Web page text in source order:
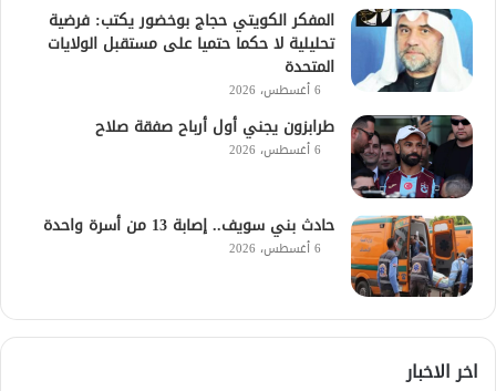
المفكر الكويتي حجاج بوخضور يكتب: فرضية
تحليلية لا حكما حتميا على مستقبل الولايات
المتحدة
6 أغسطس، 2026
طرابزون يجني أول أرباح صفقة صلاح
6 أغسطس، 2026
حادث بني سويف.. إصابة 13 من أسرة واحدة
6 أغسطس، 2026
اخر الاخبار